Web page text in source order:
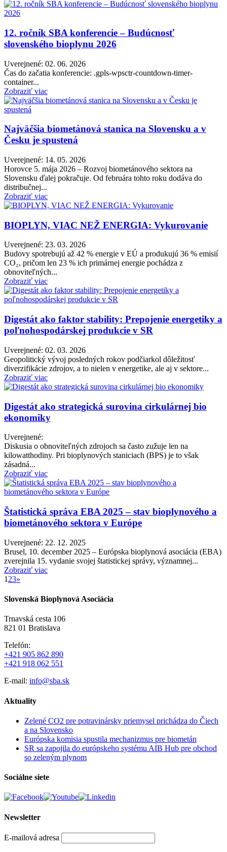
12. ročník SBA konferencie – Budúcnosť
slovenského bioplynu 2026
Uverejnené: 02. 06. 2026
Čas do začatia konferencie: .gpls-wpsctr-countdown-timer-
container...
Zobraziť viac
Najväčšia biometánová stanica na Slovensku a v
Česku je spustená
Uverejnené: 14. 05. 2026
Horovce 5. mája 2026 – Rozvoj biometánového sektora na
Slovensku ďalej pokračuje. Od februára tohto roku dodáva do
distribučnej...
Zobraziť viac
BIOPLYN, VIAC NEŽ ENERGIA: Vykurovanie
Uverejnené: 23. 03. 2026
Budovy spotrebujú až 42 % energie v EÚ a produkujú 36 % emisií
CO₂, pričom len 23 % ich primárnej energie pochádza z
obnoviteľných...
Zobraziť viac
Digestát ako faktor stability: Prepojenie energetiky a
poľnohospodárskej produkcie v SR
Uverejnené: 02. 03. 2026
Geopolitický vývoj posledných rokov podčiarkol dôležitosť
diverzifikácie zdrojov, a to nielen v energetike, ale aj v sektore...
Zobraziť viac
Digestát ako strategická surovina cirkulárnej bio
ekonomiky
Uverejnené:
Diskusia o obnoviteľných zdrojoch sa často zužuje len na
kilowatthodiny. Pri bioplynových staniciach (BPS) je to však
zásadná...
Zobraziť viac
Štatistická správa EBA 2025 – stav bioplynového a
biometánového sektora v Európe
Uverejnené: 22. 12. 2025
Brusel, 10. december 2025 – Európska bioplynová asociácia (EBA)
zverejnila 15. vydanie svojej štatistickej správy, významnej...
Zobraziť viac
1 23»
Slovenská Bioplynová Asociácia
Trnavská cesta 106
821 01 Bratislava
Telefón:
+421 905 862 890
+421 918 062 551
E-mail: info@sba.sk
Aktuality
Zelené CO2 pre potravinársky priemysel prichádza do Čiech
a na Slovensko
Európska komisia spustila mechanizmus pre biometán
SR sa zapojila do európskeho systému AIB Hub pre obchod
so zeleným plynom
Sociálne siete
Newsletter
E-mailová adresa